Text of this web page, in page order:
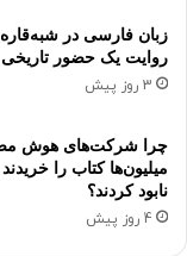
زبان فارسی در شبه‌قاره
روایت یک حضور تاریخی
3 روز پیش
چرا شرکت‌های هوش
میلیون‌ها کتاب را
نابود کردند؟
4 روز پیش